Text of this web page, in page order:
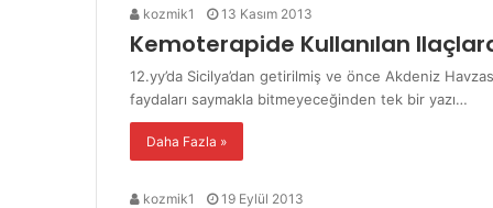
kozmik1 13 Kasım 2013
Kemoterapide Kullanılan
12.yy’da Sicilya’dan getirilmiş ve önce Akdeniz
faydaları saymakla bitmeyeceğinden tek bir yazı…
Daha Fazla »
kozmik1 19 Eylül 2013